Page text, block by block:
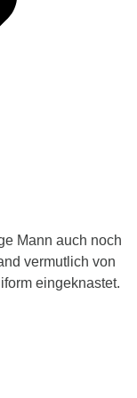
Mann auch noch
vermutlich von
eingeknastet.